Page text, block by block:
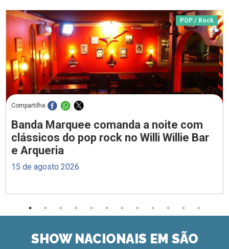
POP / Rock
Compartilhe
Banda Marquee comanda a noite com
clássicos do pop rock no Willi Willie Bar
e Arqueria
15 de agosto 2026
SHOW NACIONAIS EM SÃO